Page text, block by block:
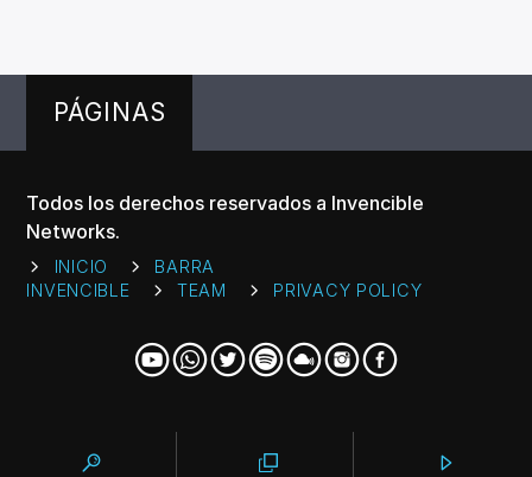
PÁGINAS
Todos los derechos reservados a Invencible
Networks.
INICIO
BARRA
INVENCIBLE
TEAM PRIVACY POLICY